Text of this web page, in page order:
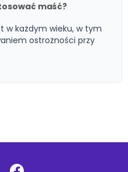
maść?
w każdym wieku, w tym
ostrożności przy